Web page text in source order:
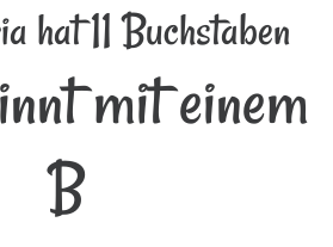
hat 11 Buchstaben
mit einem
B